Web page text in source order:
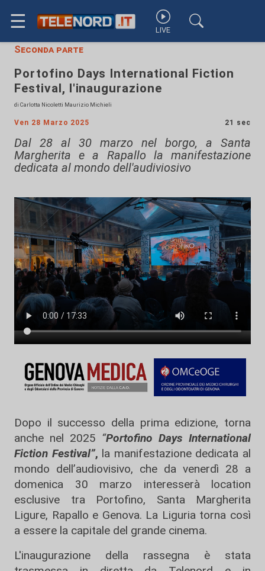
☰ LIVE
Seconda parte
Portofino Days International Fiction
Festival, l'inaugurazione
di Carlotta Nicoletti Maurizio Michieli
Ven 28 Marzo 2025 21 sec
Dal 28 al 30 marzo nel borgo, a Santa
Margherita e a Rapallo la manifestazione
dedicata al mondo dell'audiviosivo
Dopo il successo della prima edizione, torna
anche nel 2025 “Portofino Days International
Fiction Festival”, la manifestazione dedicata al
mondo dell’audiovisivo, che da venerdì 28 a
domenica 30 marzo interesserà location
esclusive tra Portofino, Santa Margherita
Ligure, Rapallo e Genova. La Liguria torna così
a essere la capitale del grande cinema.
L'inaugurazione della rassegna è stata